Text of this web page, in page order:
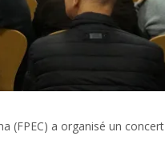
(FPEC) a organisé un